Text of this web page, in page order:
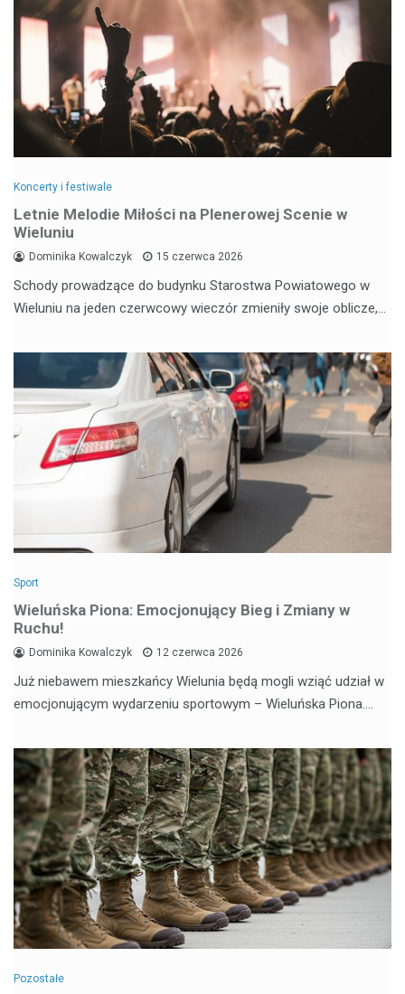
Koncerty i festiwale
Letnie Melodie Miłości na Plenerowej Scenie w
Wieluniu
Dominika Kowalczyk 15 czerwca 2026
Schody prowadzące do budynku Starostwa Powiatowego w
Wieluniu na jeden czerwcowy wieczór zmieniły swoje oblicze,…
Sport
Wieluńska Piona: Emocjonujący Bieg i Zmiany w
Ruchu!
Dominika Kowalczyk 12 czerwca 2026
Już niebawem mieszkańcy Wielunia będą mogli wziąć udział w
emocjonującym wydarzeniu sportowym – Wieluńska Piona.…
Pozostałe